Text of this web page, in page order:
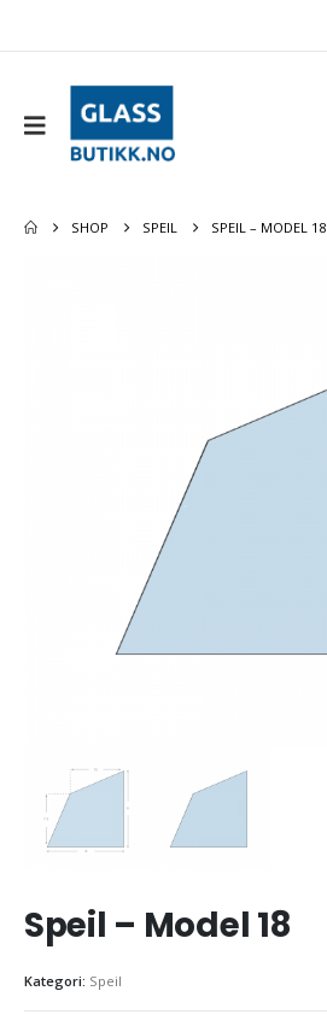
SHOP SPEIL SPEIL – MODEL 18
Speil – Model 18
Kategori: Speil